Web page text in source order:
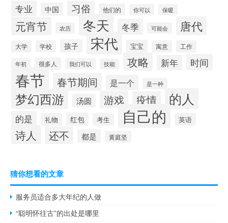
专业 中国 习俗 他们的 你可以 保暖
元宵节 农历 冬天 冬季 可能会 唐代
大学 学校 孩子 宋代 宝宝 寓意 工作
年初 很多人 我们可以 技能 攻略 新年 时间
春节 春节期间 是一个 是一种
梦幻西游 汤圆 游戏 疫情 的人
的是 礼物 红包 考生 自己的 英语
诗人 还不 都是 黄庭坚
猜你想看的文章
服务员适合多大年纪的人做
“聪明怀往古”的出处是哪里